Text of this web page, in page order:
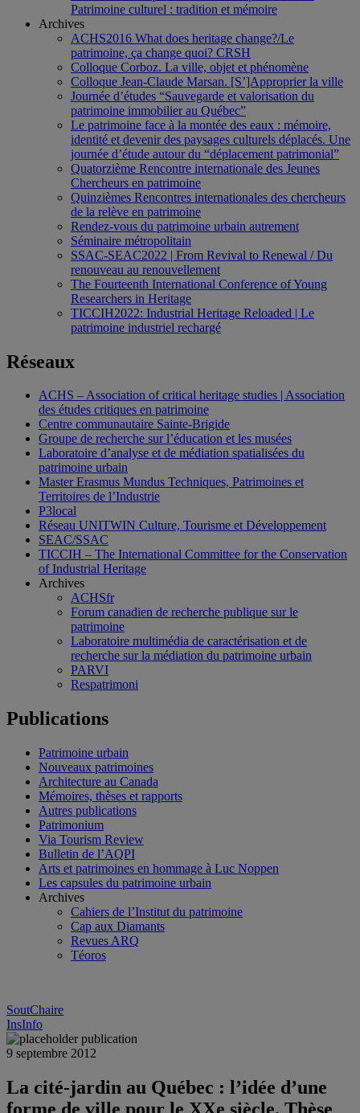
Patrimoine culturel : tradition et mémoire
Archives
ACHS2016 What does heritage change?/Le
patrimoine, ça change quoi? CRSH
Colloque Corboz. La ville, objet et phénomène
Colloque Jean-Claude Marsan. [S’]Approprier la ville
Journée d’études “Sauvegarde et valorisation du
patrimoine immobilier au Québec”
Le patrimoine face à la montée des eaux : mémoire,
identité et devenir des paysages culturels déplacés. Une
journée d’étude autour du “déplacement patrimonial”
Quatorzième Rencontre internationale des Jeunes
Chercheurs en patrimoine
Quinzièmes Rencontres internationales des chercheurs
de la relève en patrimoine
Rendez-vous du patrimoine urbain autrement
Séminaire métropolitain
SSAC-SEAC2022 | From Revival to Renewal / Du
renouveau au renouvellement
The Fourteenth International Conference of Young
Researchers in Heritage
TICCIH2022: Industrial Heritage Reloaded | Le
patrimoine industriel rechargé
Réseaux
ACHS – Association of critical heritage studies | Association
des études critiques en patrimoine
Centre communautaire Sainte-Brigide
Groupe de recherche sur l’éducation et les musées
Laboratoire d’analyse et de médiation spatialisées du
patrimoine urbain
Master Erasmus Mundus Techniques, Patrimoines et
Territoires de l’Industrie
P3local
Réseau UNITWIN Culture, Tourisme et Développement
SEAC/SSAC
TICCIH – The International Committee for the Conservation
of Industrial Heritage
Archives
ACHSfr
Forum canadien de recherche publique sur le
patrimoine
Laboratoire multimédia de caractérisation et de
recherche sur la médiation du patrimoine urbain
PARVI
Respatrimoni
Publications
Patrimoine urbain
Nouveaux patrimoines
Architecture au Canada
Mémoires, thèses et rapports
Autres publications
Patrimonium
Via Tourism Review
Bulletin de l’AQPI
Arts et patrimoines en hommage à Luc Noppen
Les capsules du patrimoine urbain
Archives
Cahiers de l’Institut du patrimoine
Cap aux Diamants
Revues ARQ
Téoros
SoutChaire
InsInfo
9 septembre 2012
La cité-jardin au Québec : l’idée d’une